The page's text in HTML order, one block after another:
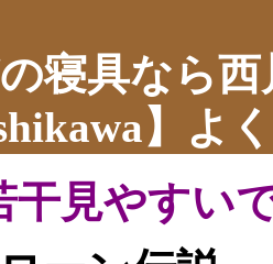
寝具なら西
】よ
干見やすい